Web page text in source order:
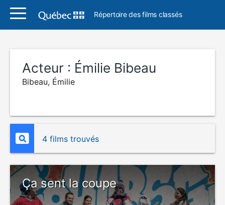
Répertoire des films classés
Acteur : Émilie Bibeau
Bibeau, Émilie
4 films trouvés
Ça sent la coupe